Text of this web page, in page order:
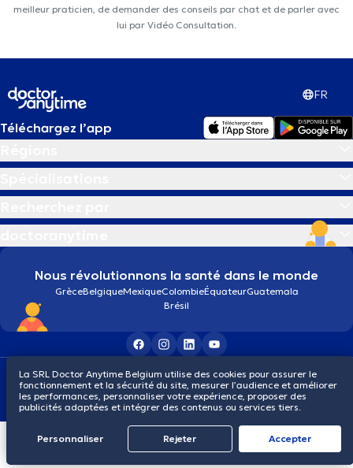
meilleur praticien, de demander des conseils par chat et de parler avec
lui par Vidéo Consultation.
FR
Téléchargez l’app
Nous révolutionnons la santé dans le monde
GrèceBelgiqueMexiqueColombieÉquateurGuatemala
Brésil
Conditions généralesCookiesPolitique de confidentialité
© 2026 doctoranytime
La SRL Doctor Anytime Belgium utilise des cookies pour assurer le
fonctionnement et la sécurité du site, mesurer l’audience et améliorer
les performances, personnaliser votre expérience, proposer des
publicités adaptées et intégrer des contenus ou services tiers.
Personnaliser Rejeter Αccepter